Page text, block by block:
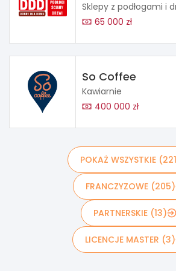
Sklepy z podłogami i
65 000 zł
So Coffee
Kawiarnie
400 000 zł
POKAŻ WSZYSTKIE
FRANCZYZOWE (205)
PARTNERSKIE (13)
LICENCJE MASTER (3)